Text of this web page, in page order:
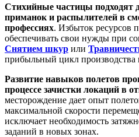
Стихийные частицы подходят
приманок и распылителей в
профессиях. Избыток ресурсов
обеспечивать свои нужды при
Снятием шкур или
прибыльный цикл производства
Развитие навыков полетов
процессе зачистки локаций в
месторождение дает опыт
максимальной скорости
исключает необходимость
заданий в новых зонах.